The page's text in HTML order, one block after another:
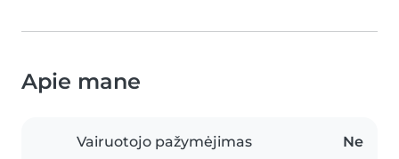
Apie mane
Vairuotojo pažymėjimas Ne